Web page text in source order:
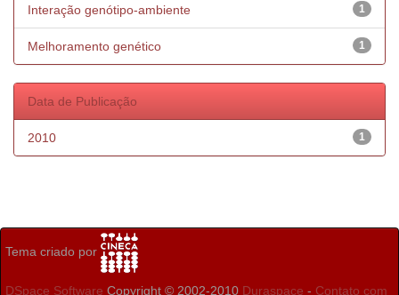
1
Interação genótipo-ambiente
1
Melhoramento genético
Data de Publicação
1
2010
Tema criado por
DSpace Software Copyright © 2002-2010 Duraspace - Contato com